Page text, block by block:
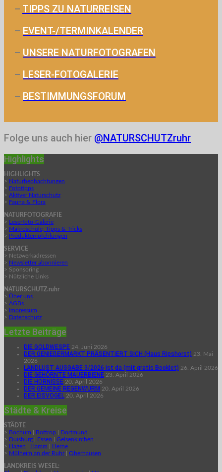
– TIPPS ZU NATURREISEN
– EVENT-/TERMINKALENDER
– UNSERE NATURFOTOGRAFEN
– LESER-FOTOGALERIE
– BESTIMMUNGSFORUM
Folge uns auch hier @NATURSCHUTZruhr
Highlights
HIGHLIGHTS
> Naturbeobachtungen
> Fototipps
> Aktiver Naturschutz
> Fauna & Flora
NATURFOTOGRAFIE
> Leserfoto-Galerie
> Makroschule, Tipps & Tricks
> Produktempfehlungen
SERVICE
> Netzwerkadressen
> Newsletter abonnieren
> Sponsoring
> Nützliche Links
NATURSCHUTZ.ruhr
> Über uns
> AGBs
> Impressum
> Datenschutz
Letzte Beiträge
DIE GOLDWESPE 24. Juni 2026
DER GENIEßERMARKT PRÄSENTIERT SICH (Haus Ripshorst) 23. Mai
2026
LANDLUST AUSGABE 3/2026 ist da (mit gratis Booklet) 26. April 2026
DIE GEHÖRNTE MAUERBIENE 23. April 2026
DIE HORNISSE 20. April 2026
DER GEMEINE REGENWURM 20. April 2026
DER EISVOGEL 20. April 2026
Städte & Kreise
STÄDTE
> Bochum Bottrop
Dortmund
> Duisburg Essen
Gelsenkirchen
> Hagen Hamm
Herne
> Mülheim an der Ruhr| Oberhausen
LANDKREIS WESEL: